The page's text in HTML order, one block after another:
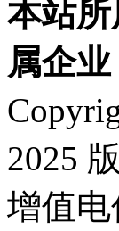
本站
属企
2025
增值电